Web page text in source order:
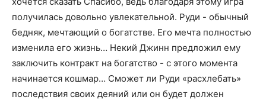
получилась довольно увлекательной. Руди - обычный
бедняк, мечтающий о богатстве. Его мечта полностью
изменила его жизнь… Некий Джинн предложил ему
заключить контракт на богатство - с этого момента
начинается кошмар… Сможет ли Руди «расхлебать»
последствия своих деяний или он будет должен